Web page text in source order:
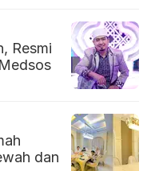
Resmi
dan